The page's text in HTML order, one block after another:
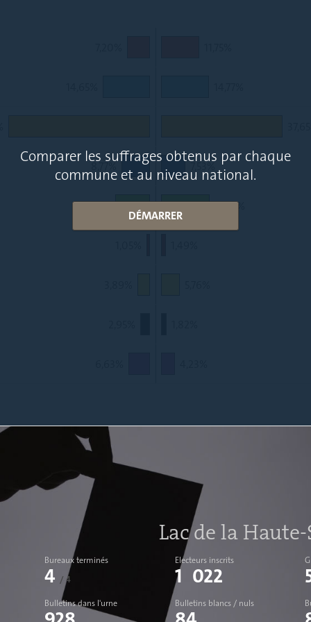
Comparer les suffrages obtenus par chaque
commune et au niveau national.
DÉMARRER
10,88% 15,01%
Lac de la
Bureaux terminés
4 / 4
Electeurs inscrits
1 022
Bulletins dans l'urne Bulletins blancs / nuls